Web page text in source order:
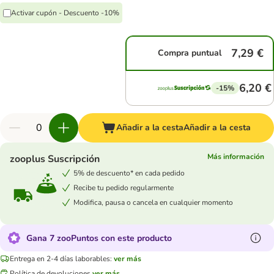
Activar cupón - Descuento -10%
Compra puntual 7,29 €
-15% 6,20 €
Añadir a la cestaAñadir a la cesta
zooplus Suscripción
Más información
5% de descuento* en cada pedido
Recibe tu pedido regularmente
Modifica, pausa o cancela en cualquier momento
Gana 7 zooPuntos con este producto
Entrega en 2-4 días laborables: ver más